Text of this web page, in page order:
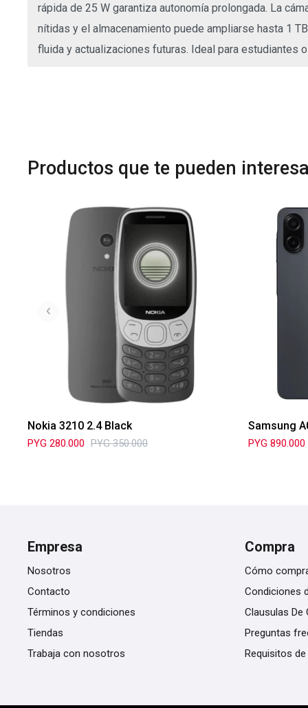
rápida de 25 W garantiza autonomía prolongada. La
nítidas y el almacenamiento puede ampliarse hasta 1
fluida y actualizaciones futuras. Ideal para estudiantes
Productos que te pueden
Nokia 3210 2.4 Black
PYG 280.000 PYG 350.000
Samsung
PYG 890.000
Empresa
Nosotros
Contacto
Términos y condiciones
Tiendas
Trabaja con nosotros
Compra
Cómo
Condiciones
Clausulas De
Preguntas
Requisitos